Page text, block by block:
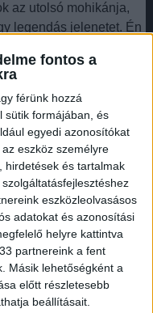
fontos a
férünk hozzá
sütik formájában, és
egyedi azonosítókat
eszköz személyre
hirdetések és tartalmak
eszközleolvasásos
adatokat és azonosítási
helyre kattintva
partnereink a fent
Másik lehetőségként a
előtt részletesebb
beállításait.
az utolsó mohikánja,
legendás jelenetet. Én
a betegséggel.
mert úgy
a világon.
soha. Szeretnék
az emberek
világ életemben
az embereket. A